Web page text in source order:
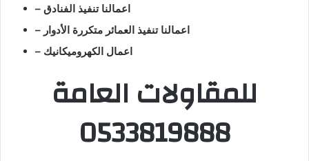
– اعمالنا تنفيذ الفنادق
– اعمالنا تنفيذ العمائر متكررة الأدوار
– اعمال الكهروميكانيك
للمقاولات العامة
0533819888